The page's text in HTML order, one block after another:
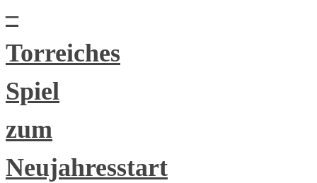
–
Torreiches
Spiel
zum
Neujahresstart